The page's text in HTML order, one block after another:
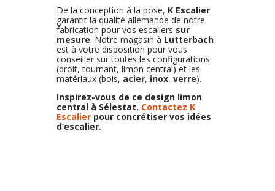
De la conception à la pose, K Escalier
garantit la qualité allemande de notre
fabrication pour vos escaliers sur
mesure. Notre magasin à Lutterbach
est à votre disposition pour vous
conseiller sur toutes les configurations
(droit, tournant, limon central) et les
matériaux (bois, acier, inox,verre).
Inspirez-vous de ce design limon
central à Sélestat. Contactez K
Escalier pour concrétiser vos idées
d’escalier.